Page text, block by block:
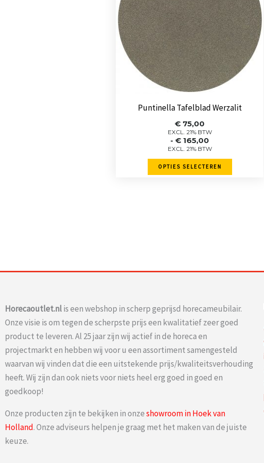
Puntinella Tafelblad Werzalit
€ 75,00
EXCL. 21% BTW
- € 165,00
EXCL. 21% BTW
Prijsklasse:
€ 75,00
tot
€ 165,00
OPTIES SELECTEREN
variaties.
Deze
optie
kan
gekozen
worden
op
de
Horecaoutlet.nlis een webshop in scherp geprijsd horecameubilair.
Onze visie is om tegen de scherpste prijs een kwalitatief zeer goed
product te leveren. Al 25 jaar zijn wij actief in de horeca en
projectmarkt en hebben wij voor u een assortiment samengesteld
waarvan wij vinden dat die een uitstekende prijs/kwaliteitsverhouding
heeft. Wij zijn dan ook niets voor niets heel erg goed in goed en
goedkoop!
Onze producten zijn te bekijken in onzeshowroom in Hoek van
Holland. Onze adviseurs helpen je graag met het maken van de juiste
keuze.